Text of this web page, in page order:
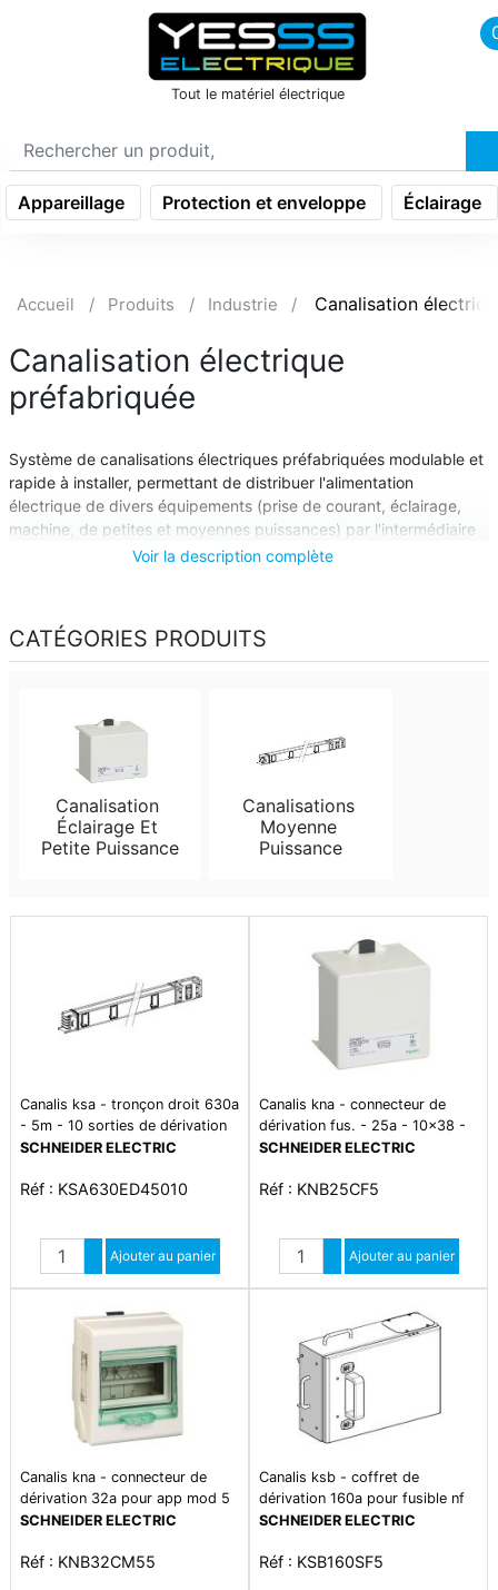
icon menu burger
Tout le matériel électrique
Appareillage Protection et enveloppe Éclairage
Accueil Produits Industrie Canalisation
Canalisation électrique
préfabriquée
Système de canalisations électriques préfabriquées modulable et
rapide à installer, permettant de distribuer l'alimentation
électrique de divers équipements (prise de courant, éclairage,
machine, de petites et moyennes puissances) par l'intermédiaire
d'un connecteur plug-and-play. Eléments de lignes de différentes
éléments de ligne. Pour les sites logistiques, industriels,
commerciaux.
Voir la description complète
CATÉGORIES PRODUITS
Canalisation
Éclairage Et
Petite Puissance
Canalisations
Moyenne
Puissance
Canalis ksa - tronçon droit 630a
- 5m - 10 sorties de dérivation
SCHNEIDER ELECTRIC
Réf : KSA630ED45010
Quantité
Augmenter quantité
Diminuer quantité
Ajouter au panier
Canalis kna - connecteur de
dérivation fus. - 25a - 10x38 -
3l+n+pe - nf
SCHNEIDER ELECTRIC
Réf : KNB25CF5
Quantité
Augmenter quantité
Diminuer quantité
Ajouter au panier
Canalis kna - connecteur de
dérivation 32a pour app mod 5
modules de 18mm
SCHNEIDER ELECTRIC
Réf : KNB32CM55
Canalis ksb - coffret de
dérivation 160a pour fusible nf
t0 - 3l+pen
SCHNEIDER ELECTRIC
Réf : KSB160SF5